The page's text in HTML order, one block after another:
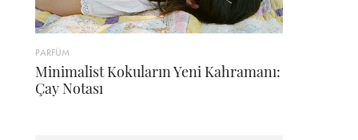
PARFÜM
Minimalist Kokuların Yeni Kahramanı:
Çay Notası